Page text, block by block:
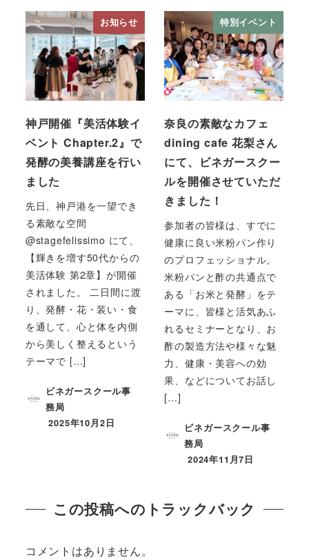
お知らせ
神戸開催『美活体験イ
ベント Chapter.2』で
発酵の美養講座を行い
ました
先日、神戸港を一望でき
る素敵な空間
@stagefelissimo にて、
【輝きを増す50代からの
美活体験 第2章】が開催
されました。 二日間に渡
り、発酵・花・装い・食
を通して、心と体を内側
から美しく整えるという
テーマで […]
ビネガースクール事
務局
2025年10月2日
特別イベント
奈良の素敵なカフェ
dining cafe 花梨さん
にて、ビネガースクー
ルを開催させていただ
きました！
参加者の皆様は、すでに
健康に良い米粉パン作り
のプロフェッショナル。
米粉パンと酢の共通点で
ある「お米と発酵」をテ
ーマに、皆様と活気あふ
れるセミナーとなり、お
酢の製造方法や様々な魅
力、健康・美容への効
果、などについてお話し
[…]
ビネガースクール事
務局
2024年11月7日
この投稿へのトラックバック
コメントはありません。